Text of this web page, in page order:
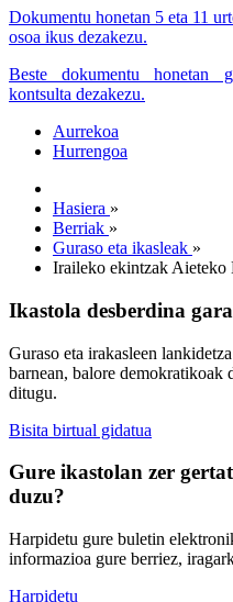
Dokumentu honetan 5 eta 11
osoa ikus dezakezu.
Beste dokumentu honetan
kontsulta dezakezu.
Aurrekoa
Hurrengoa
Hasiera »
Berriak »
Guraso eta ikasleak »
Iraileko ekintzak Aieteko
Ikastola desberdina
Guraso eta irakasleen
barnean, balore demokratikoak
ditugu.
Bisita birtual gidatua
Gure ikastolan zer
duzu?
Harpidetu gure buletin
informazioa gure berriez,
Harpidetu